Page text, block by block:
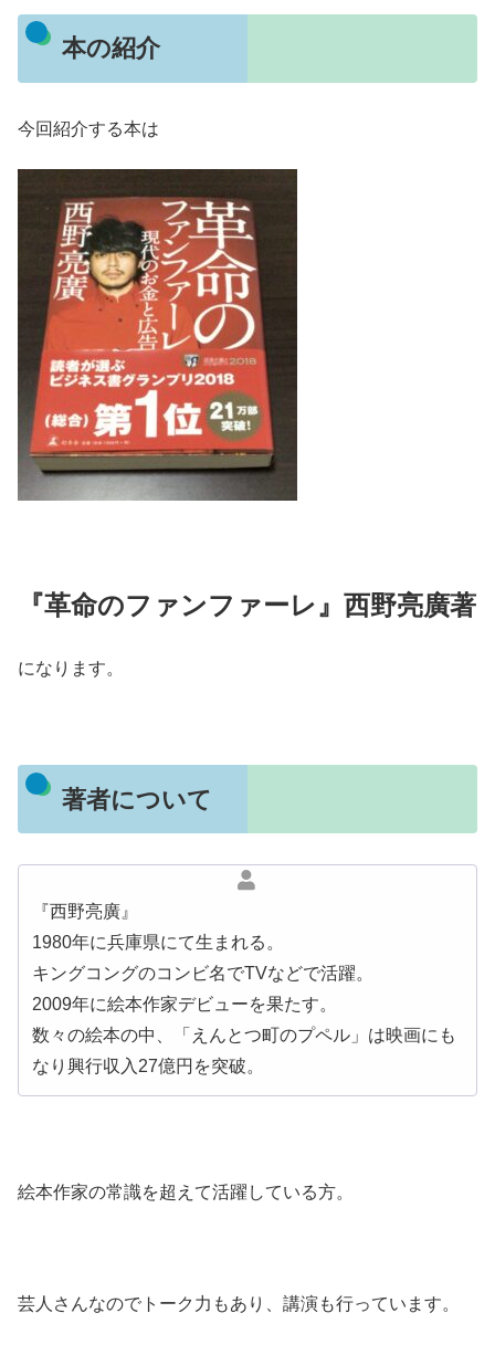
本の紹介
今回紹介する本は
『革命のファンファーレ』西野亮廣著
になります。
著者について
『西野亮廣』
1980年に兵庫県にて生まれる。
キングコングのコンビ名でTVなどで活躍。
2009年に絵本作家デビューを果たす。
数々の絵本の中、「えんとつ町のプペル」は映画にも
なり興行収入27億円を突破。
絵本作家の常識を超えて活躍している方。
芸人さんなのでトーク力もあり、講演も行っています。